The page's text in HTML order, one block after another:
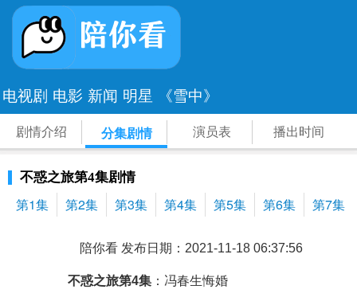
电视剧 电影 新闻 明星 《雪中》
剧情介绍 分集剧情 演员表 播出时间
不惑之旅第4集剧情
第1集 第2集 第3集 第4集 第5集 第6集 第7集
陪你看 发布日期：2021-11-18 06:37:56
不惑之旅第4集：冯春生悔婚